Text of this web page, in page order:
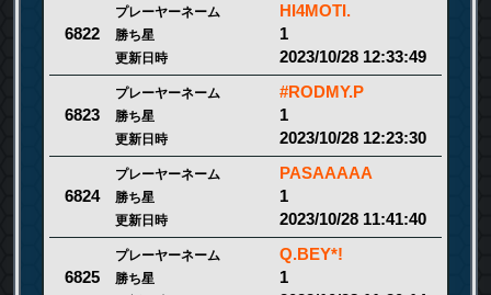
6822
プレーヤーネーム HI4MOTI.
勝ち星 1
更新日時 2023/10/28 12:33:49
6823
プレーヤーネーム #RODMY.P
勝ち星 1
更新日時 2023/10/28 12:23:30
6824
プレーヤーネーム PASAAAAA
勝ち星 1
更新日時 2023/10/28 11:41:40
6825
プレーヤーネーム Q.BEY*!
勝ち星 1